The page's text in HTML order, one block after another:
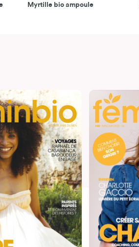
Myrtille bio ampoule